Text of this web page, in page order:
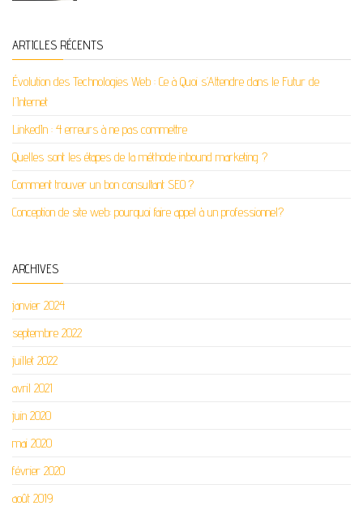
ARTICLES RÉCENTS
Évolution des Technologies Web : Ce à Quoi s’Attendre dans le Futur de
l’Internet
LinkedIn : 4 erreurs à ne pas commettre
Quelles sont les étapes de la méthode inbound marketing ?
Comment trouver un bon consultant SEO ?
Conception de site web: pourquoi faire appel à un professionnel?
ARCHIVES
janvier 2024
septembre 2022
juillet 2022
avril 2021
juin 2020
mai 2020
février 2020
août 2019